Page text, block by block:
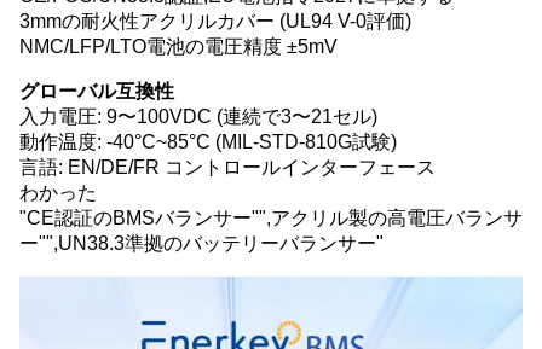
3mmの耐火性アクリルカバー (UL94 V-0評価)
NMC/LFP/LTO電池の電圧精度 ±5mV
グローバル互換性
入力電圧: 9〜100VDC (連続で3〜21セル)
動作温度: -40°C~85°C (MIL-STD-810G試験)
言語: EN/DE/FR コントロールインターフェース
わかった
"CE認証のBMSバランサー"",アクリル製の高電圧バランサ
ー"",UN38.3準拠のバッテリーバランサー"